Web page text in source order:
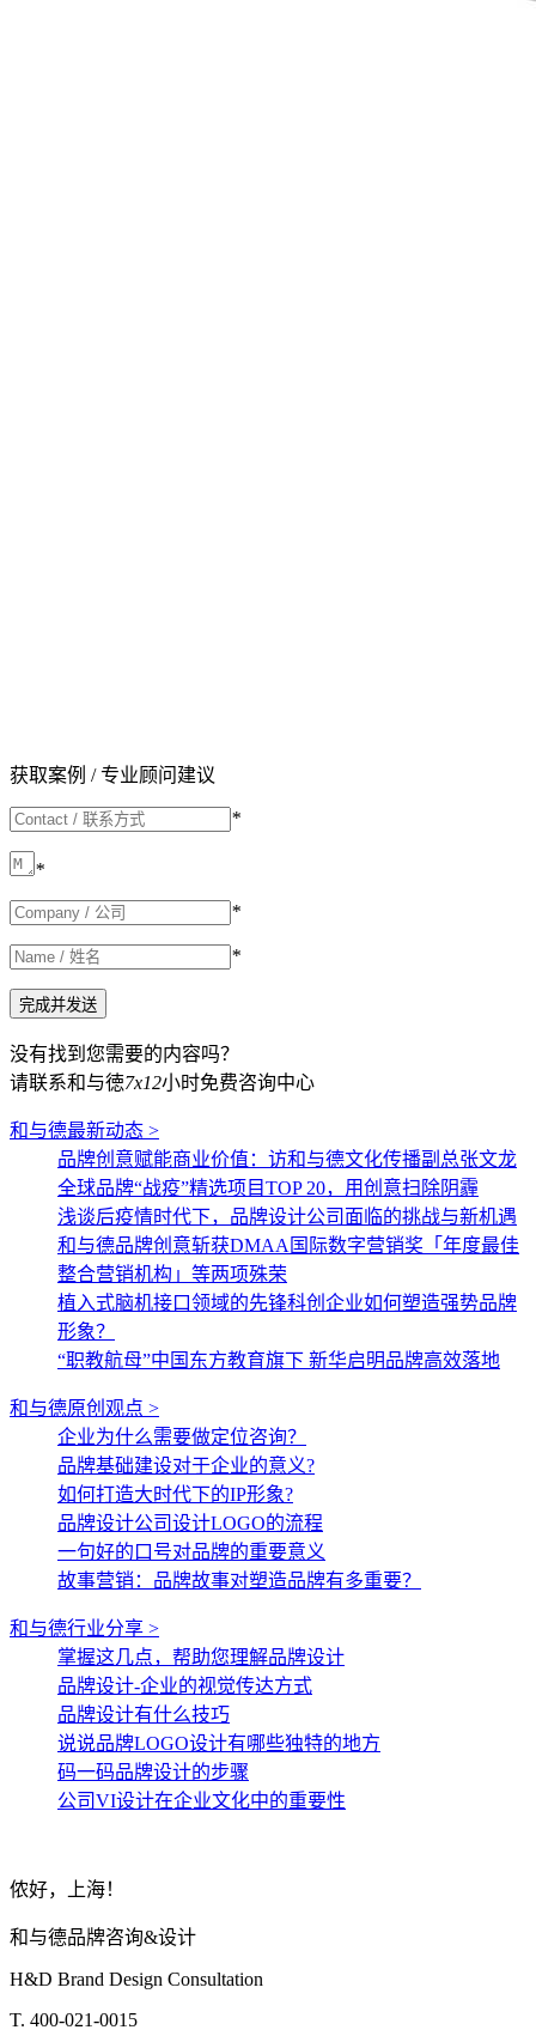
获取案例 / 专业顾问建议
*
*
*
*
没有找到您需要的内容吗？
请联系和与徳7x12小时免费咨询中心
和与德最新动态 >
品牌创意赋能商业价值：访和与德文化传播副总张文龙
全球品牌“战疫”精选项目TOP 20，用创意扫除阴霾
浅谈后疫情时代下，品牌设计公司面临的挑战与新机遇
和与德品牌创意斩获DMAA国际数字营销奖「年度最佳
整合营销机构」等两项殊荣
植入式脑机接口领域的先锋科创企业如何塑造强势品牌
形象？
“职教航母”中国东方教育旗下 新华启明品牌高效落地
和与德原创观点 >
企业为什么需要做定位咨询？
品牌基础建设对于企业的意义?
如何打造大时代下的IP形象?
品牌设计公司设计LOGO的流程
一句好的口号对品牌的重要意义
故事营销：品牌故事对塑造品牌有多重要？
和与德行业分享 >
掌握这几点，帮助您理解品牌设计
品牌设计-企业的视觉传达方式
品牌设计有什么技巧
说说品牌LOGO设计有哪些独特的地方
码一码品牌设计的步骤
公司VI设计在企业文化中的重要性
侬好，上海！
和与德品牌咨询&设计
H&D Brand Design Consultation
T. 400-021-0015